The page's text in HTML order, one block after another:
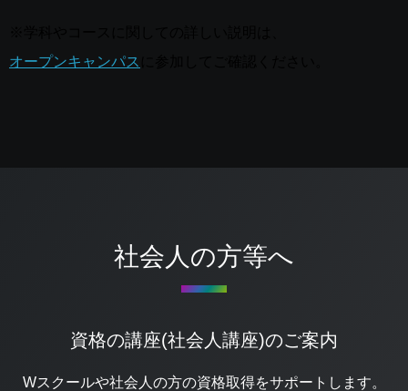
オープンキャンパス
社会人の方等へ
資格の講座(社会人講座)のご案内
Wスクールや社会人の方の資格取得をサポートします。